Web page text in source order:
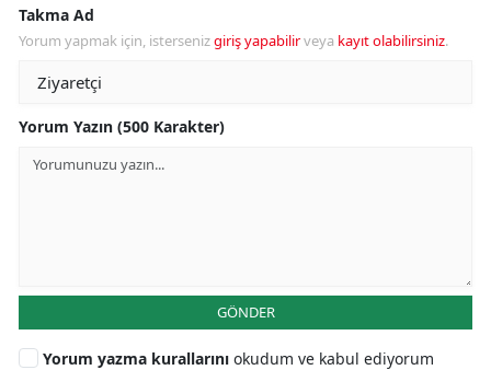
Takma Ad
Yorum yapmak için, istersenizgiriş yapabilirveya kayıt olabilirsiniz.
Yorum Yazın (500 Karakter)
GÖNDER
Yorum yazma kurallarını okudum ve kabul ediyorum